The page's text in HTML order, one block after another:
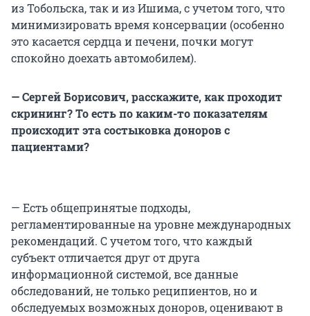
из Тобольска, так и из Ишима, с учетом того, что
минимизировать время консервации (особенно
это касается сердца и печени, почки могут
спокойно доехать автомобилем).
— Сергей Борисович, расскажите, как проходит
скрининг? То есть по каким-то показателям
происходит эта состыковка доноров с
пациентами?
— Есть общепринятые подходы,
регламентированные на уровне международных
рекомендаций. С учетом того, что каждый
субъект отличается друг от друга
информационной системой, все данные
обследований, не только реципиентов, но и
обследуемых возможных доноров, оценивают в